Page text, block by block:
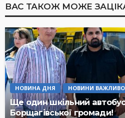
ВАС ТАКОЖ МОЖЕ
НОВИНА ДНЯ НОВИНИ
Ще один шкільний
Борщагівської громади!